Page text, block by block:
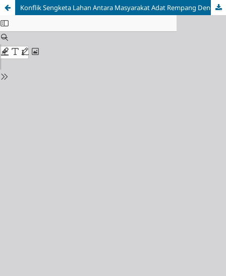
Konflik Sengketa Lahan Antara Masyarakat Adat Rempang Dengan BP Batam Terhadap Pembangunan Rempang Eco City